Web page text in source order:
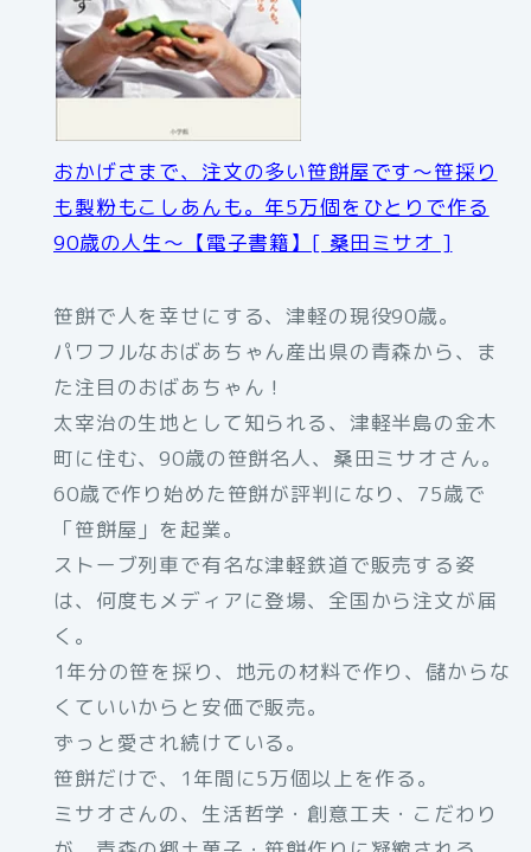
おかげさまで、注文の多い笹餅屋です〜笹採り
も製粉もこしあんも。年5万個をひとりで作る
90歳の人生〜【電子書籍】[ 桑田ミサオ ]
笹餅で人を幸せにする、津軽の現役90歳。
パワフルなおばあちゃん産出県の青森から、ま
た注目のおばあちゃん！
太宰治の生地として知られる、津軽半島の金木
町に住む、90歳の笹餅名人、桑田ミサオさん。
60歳で作り始めた笹餅が評判になり、75歳で
「笹餅屋」を起業。
ストーブ列車で有名な津軽鉄道で販売する姿
は、何度もメディアに登場、全国から注文が届
く。
1年分の笹を採り、地元の材料で作り、儲からな
くていいからと安価で販売。
ずっと愛され続けている。
笹餅だけで、1年間に5万個以上を作る。
ミサオさんの、生活哲学・創意工夫・こだわり